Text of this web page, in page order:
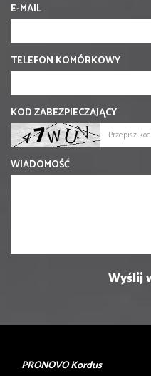
E-MAIL
TELEFON KOMÓRKOWY
KOD ZABEZPIECZAJĄCY
WIADOMOŚĆ
PRONOVO Kordus